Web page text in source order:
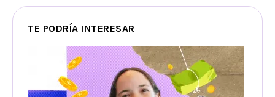
TE PODRÍA INTERESAR